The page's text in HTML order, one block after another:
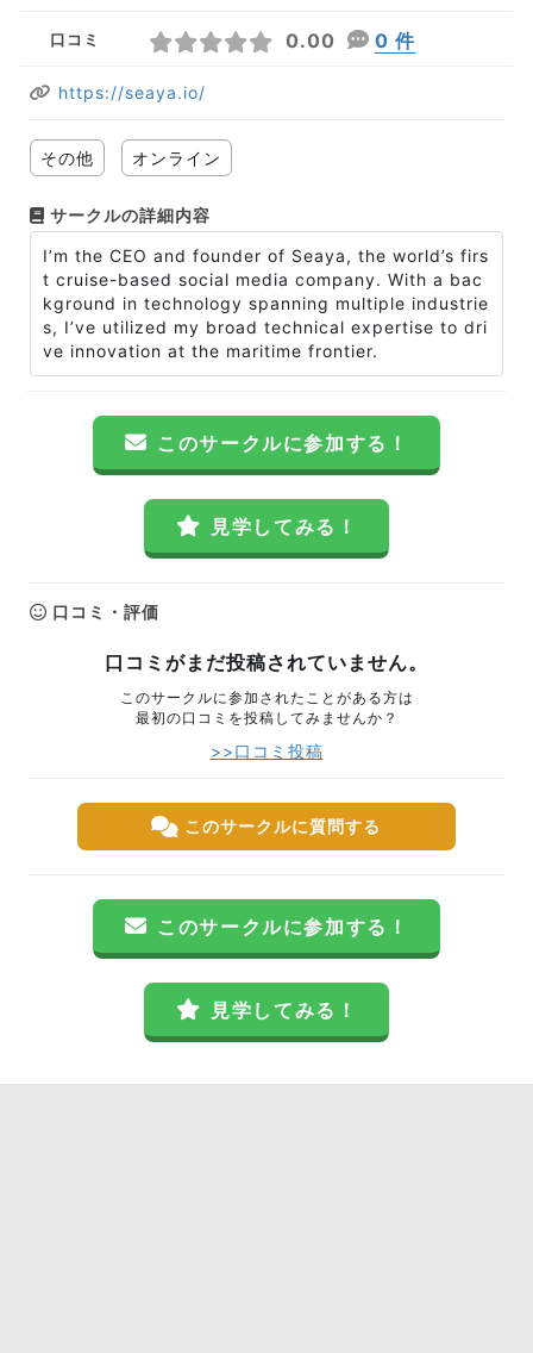
口コミ 0.00 0 件
https://seaya.io/
その他 オンライン
サークルの詳細内容
I’m the CEO and founder of Seaya, the world’s firs
t cruise-based social media company. With a bac
kground in technology spanning multiple industrie
s, I’ve utilized my broad technical expertise to dri
ve innovation at the maritime frontier.
このサークルに参加する！
見学してみる！
口コミ・評価
口コミがまだ投稿されていません。
このサークルに参加されたことがある方は
最初の口コミを投稿してみませんか？
>>口コミ投稿
このサークルに質問する
このサークルに参加する！
見学してみる！